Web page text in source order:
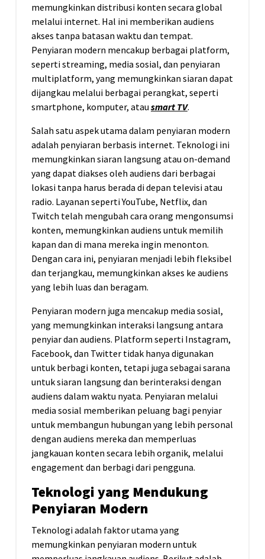
memungkinkan distribusi konten secara global
melalui internet. Hal ini memberikan audiens
akses tanpa batasan waktu dan tempat.
Penyiaran modern mencakup berbagai platform,
seperti streaming, media sosial, dan penyiaran
multiplatform, yang memungkinkan siaran dapat
dijangkau melalui berbagai perangkat, seperti
smartphone, komputer, atau smart TV.
Salah satu aspek utama dalam penyiaran modern
adalah penyiaran berbasis internet. Teknologi ini
memungkinkan siaran langsung atau on-demand
yang dapat diakses oleh audiens dari berbagai
lokasi tanpa harus berada di depan televisi atau
radio. Layanan seperti YouTube, Netflix, dan
Twitch telah mengubah cara orang mengonsumsi
konten, memungkinkan audiens untuk memilih
kapan dan di mana mereka ingin menonton.
Dengan cara ini, penyiaran menjadi lebih fleksibel
dan terjangkau, memungkinkan akses ke audiens
yang lebih luas dan beragam.
Penyiaran modern juga mencakup media sosial,
yang memungkinkan interaksi langsung antara
penyiar dan audiens. Platform seperti Instagram,
Facebook, dan Twitter tidak hanya digunakan
untuk berbagi konten, tetapi juga sebagai sarana
untuk siaran langsung dan berinteraksi dengan
audiens dalam waktu nyata. Penyiaran melalui
media sosial memberikan peluang bagi penyiar
untuk membangun hubungan yang lebih personal
dengan audiens mereka dan memperluas
jangkauan konten secara lebih organik, melalui
engagement dan berbagi dari pengguna.
Teknologi yang Mendukung
Penyiaran Modern
Teknologi adalah faktor utama yang
memungkinkan penyiaran modern untuk